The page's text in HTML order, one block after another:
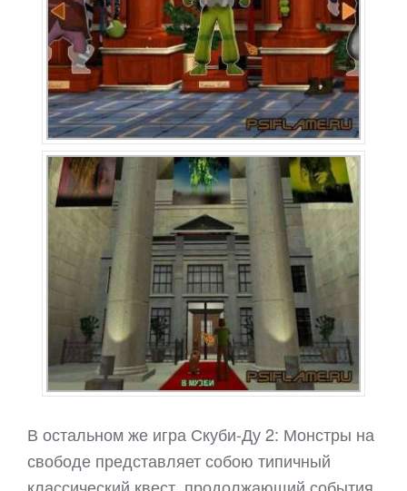
В остальном же игра Скуби-Ду 2: Монстры на
свободе представляет собою типичный